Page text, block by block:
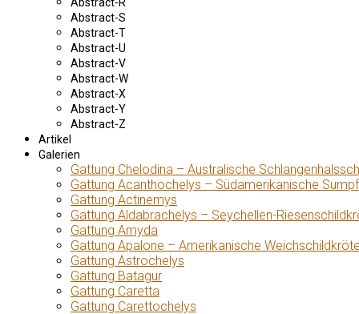
Abstract-S
Abstract-T
Abstract-U
Abstract-V
Abstract-W
Abstract-X
Abstract-Y
Abstract-Z
Artikel
Galerien
Gattung Chelodina – Australische
Gattung Acanthochelys – Südamerikanische
Gattung Actinemys
Gattung Aldabrachelys – Seychellen-
Gattung Amyda
Gattung Apalone – Amerikanische
Gattung Astrochelys
Gattung Batagur
Gattung Caretta
Gattung Carettochelys